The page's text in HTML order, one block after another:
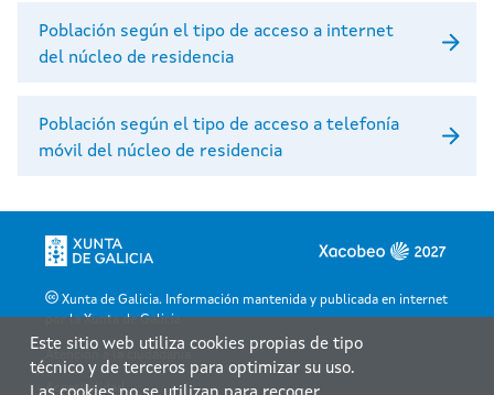
Población según el tipo de acceso a internet
del núcleo de residencia
Población según el tipo de acceso a telefonía
móvil del núcleo de residencia
Xunta de Galicia. Información mantenida y publicada en internet
por la Xunta de Galicia
Accesibilidad
Este sitio web utiliza cookies propias de tipo
técnico y de terceros para optimizar su uso.